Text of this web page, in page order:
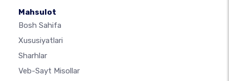
Mahsulot
Bosh Sahifa
Xususiyatlari
Sharhlar
Veb-Sayt Misollar